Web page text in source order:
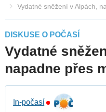
Vydatné sněžení v Alpách,
DISKUSE O POČASÍ
Vydatné
napadne přes
In-počasí